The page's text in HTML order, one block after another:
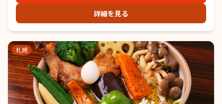
詳細を見る
札幌